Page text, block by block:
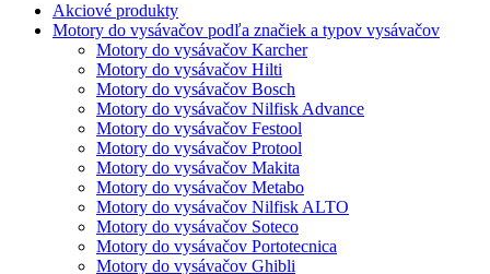
Akciové produkty
Motory do vysávačov podľa značiek a typov vysávačov
Motory do vysávačov Karcher
Motory do vysávačov Hilti
Motory do vysávačov Bosch
Motory do vysávačov Nilfisk Advance
Motory do vysávačov Festool
Motory do vysávačov Protool
Motory do vysávačov Makita
Motory do vysávačov Metabo
Motory do vysávačov Nilfisk ALTO
Motory do vysávačov Soteco
Motory do vysávačov Portotecnica
Motory do vysávačov Ghibli